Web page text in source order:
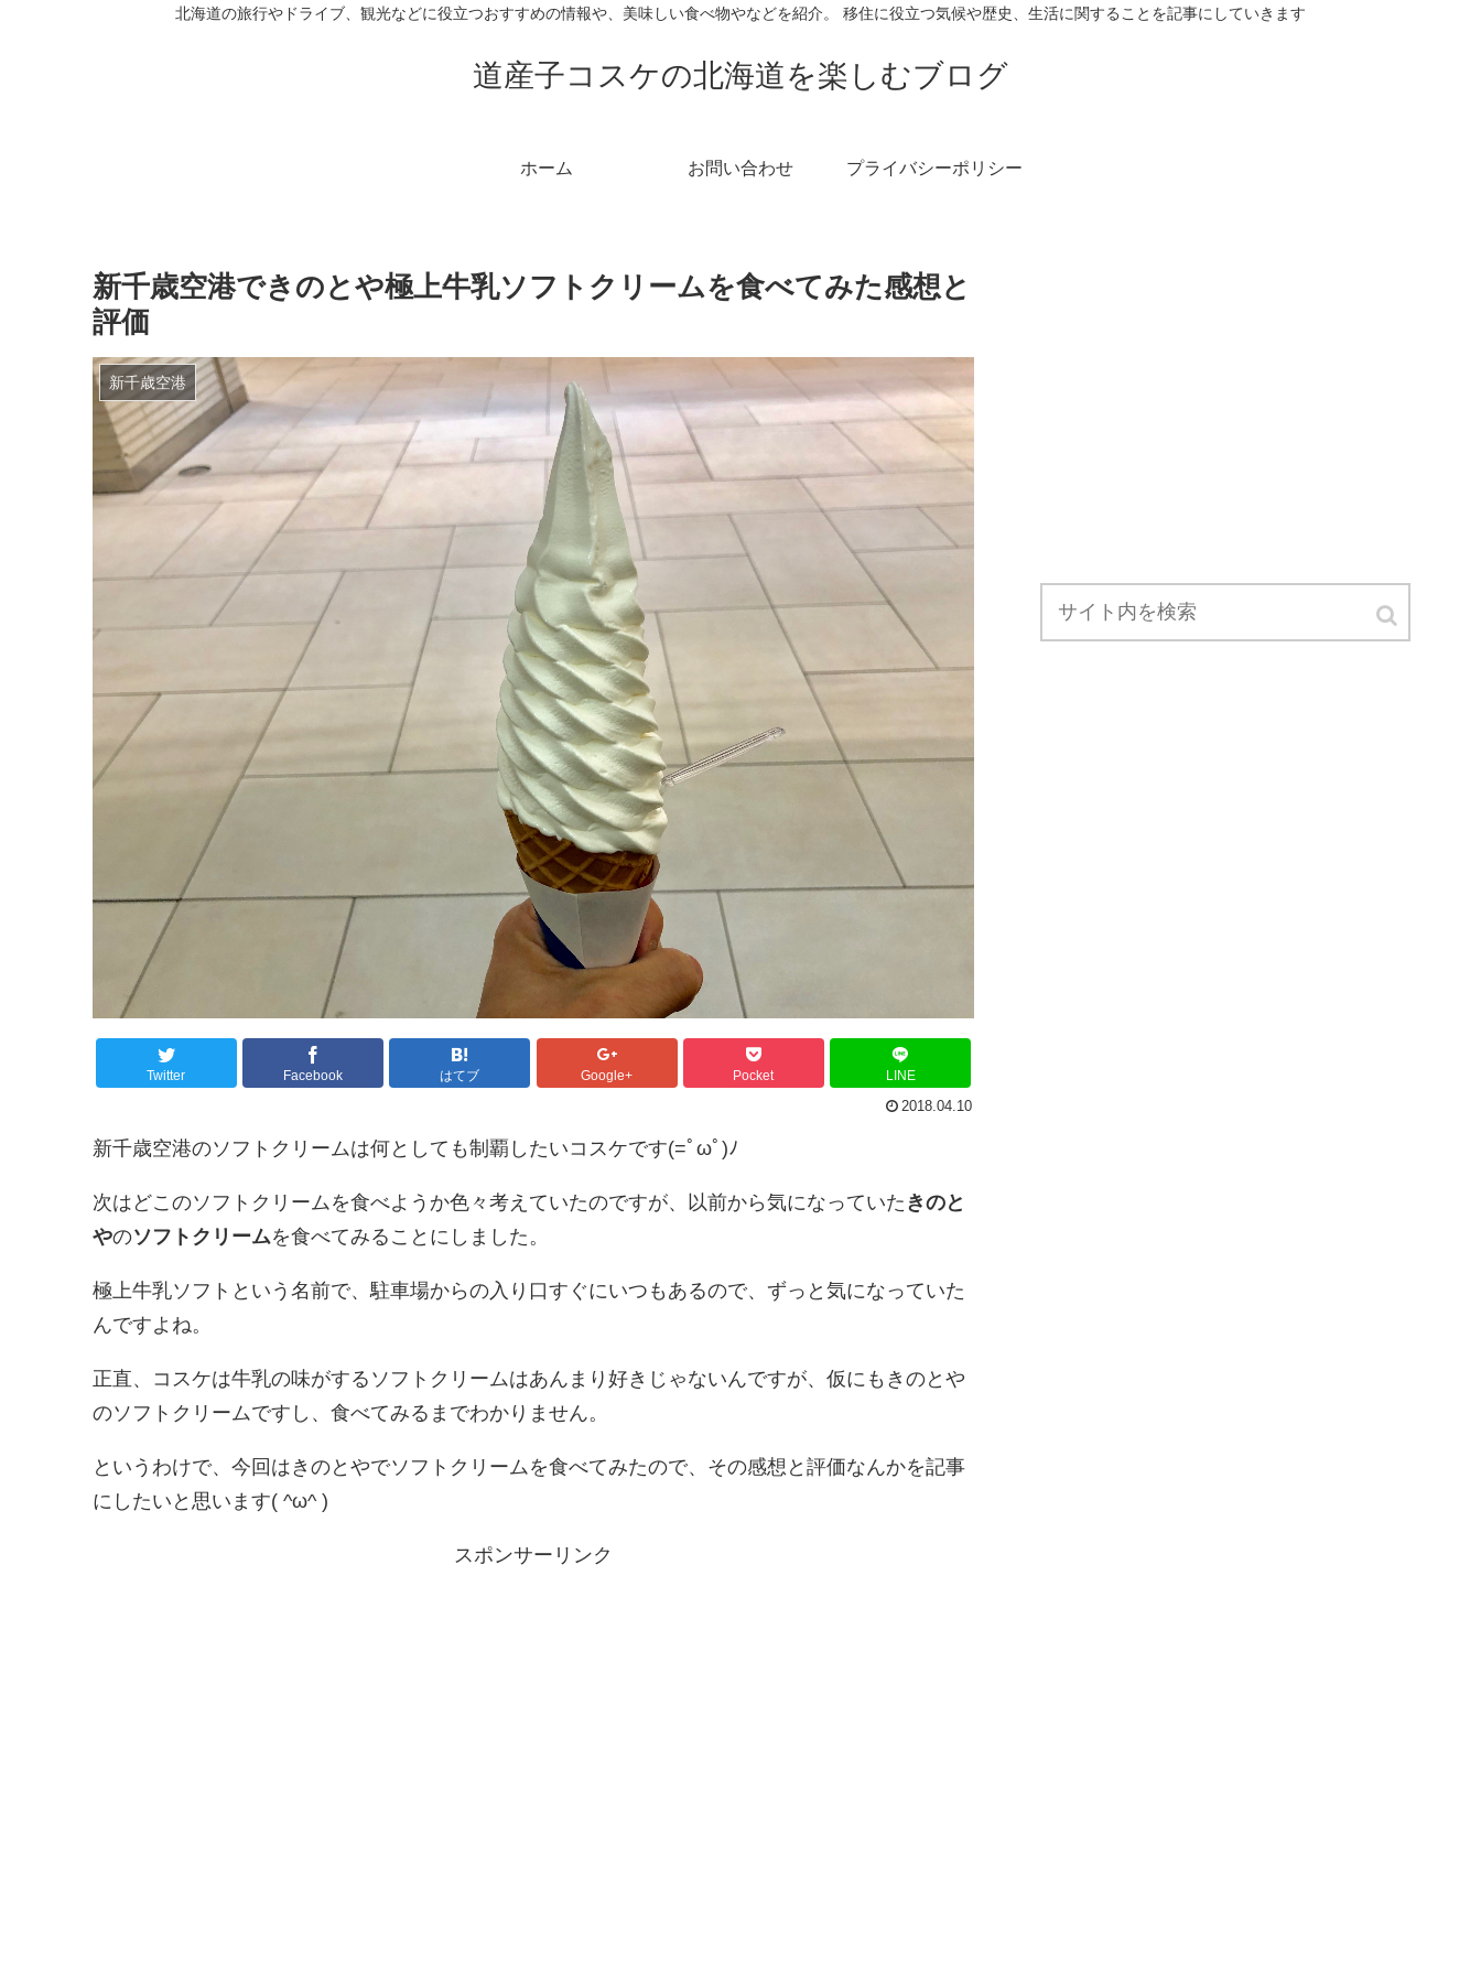
北海道の旅行やドライブ、観光などに役立つおすすめの情報や、美味しい食べ物やなどを紹介。 移住に役立つ気候や歴史、生活に関することを記事にしていきます
道産子コスケの北海道を楽しむブログ
ホーム お問い合わせ プライバシーポリシー
新千歳空港できのとや極上牛乳ソフトクリームを食べてみた感想と
評価
新千歳空港
Twitter Facebook はてブ Google+ Pocket LINE
2018.04.10
新千歳空港のソフトクリームは何としても制覇したいコスケです(=ﾟωﾟ)ﾉ
次はどこのソフトクリームを食べようか色々考えていたのですが、以前から気になっていた きのと
やのソフトクリームを食べてみることにしました。
極上牛乳ソフトという名前で、駐車場からの入り口すぐにいつもあるので、ずっと気になっていた
んですよね。
正直、コスケは牛乳の味がするソフトクリームはあんまり好きじゃないんですが、仮にもきのとや
のソフトクリームですし、食べてみるまでわかりません。
というわけで、今回はきのとやでソフトクリームを食べてみたので、その感想と評価なんかを記事
にしたいと思います( ^ω^ )
スポンサーリンク